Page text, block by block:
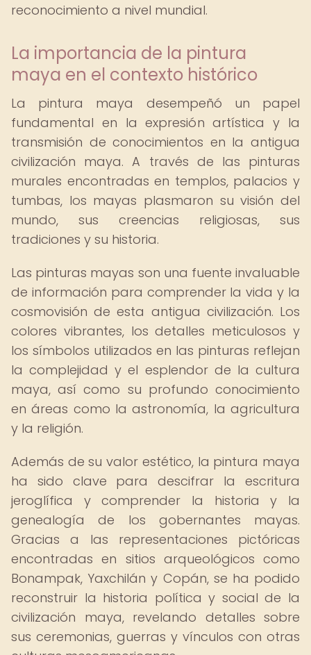
reconocimiento a nivel mundial.
La importancia de la pintura
maya en el contexto histórico
La pintura maya desempeñó un papel
fundamental en la expresión artística y la
transmisión de conocimientos en la antigua
civilización maya. A través de las pinturas
murales encontradas en templos, palacios y
tumbas, los mayas plasmaron su visión del
mundo, sus creencias religiosas, sus
tradiciones y su historia.
Las pinturas mayas son una fuente invaluable
de información para comprender la vida y la
cosmovisión de esta antigua civilización. Los
colores vibrantes, los detalles meticulosos y
los símbolos utilizados en las pinturas reflejan
la complejidad y el esplendor de la cultura
maya, así como su profundo conocimiento
en áreas como la astronomía, la agricultura
y la religión.
Además de su valor estético, la pintura maya
ha sido clave para descifrar la escritura
jeroglífica y comprender la historia y la
genealogía de los gobernantes mayas.
Gracias a las representaciones pictóricas
encontradas en sitios arqueológicos como
Bonampak, Yaxchilán y Copán, se ha podido
reconstruir la historia política y social de la
civilización maya, revelando detalles sobre
sus ceremonias, guerras y vínculos con otras